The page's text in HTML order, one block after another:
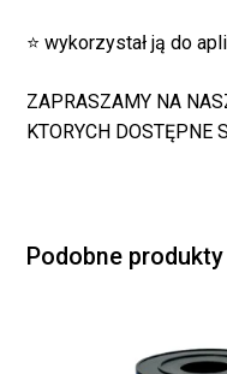
⭐ wykorzystał ją do
ZAPRASZAMY NA
KTORYCH DOSTĘPNE
Podobne produkty